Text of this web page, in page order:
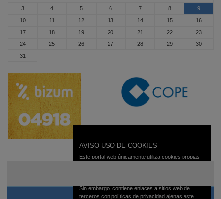
3
4 5 6 7 8
9
10
11 12 13 14 15
16
17
18 19 20 21 22
23
24
25 26 27 28 29
30
31
AVISO USO DE COOKIES
Este portal web únicamente utiliza cookies propias
Sin embargo, contiene enlaces a sitios web de
terceros con políticas de privacidad ajenas este